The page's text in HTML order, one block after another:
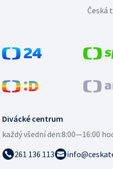
Divácké centrum
každý všední den:8:00—16:00
261 136 113
Česká